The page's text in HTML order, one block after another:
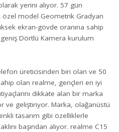
yerini alıyor. 57 gün
model Geometrik Gradyan
ekran-gövde oranına sahip
Dörtlü Kamera kurulum
üreticisinden biri olan ve 50
olan realme, gençleri en iyi
dikkate alan bir marka
ve geliştiriyor. Marka, olağanüstü
tasarım gibi özelliklerle
başından alıyor. realme C15